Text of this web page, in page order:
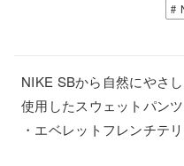
NIKE SBから自然にやさ
使用したスウェットパン
・エベレットフレンチ